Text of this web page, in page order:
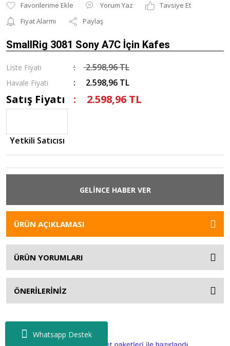
Whatsapp Destek
Yorum Yaz
Tavsiye Et
Fiyat Alarmı
Paylaş
SmallRig 3081 Sony A7C İçin Kafes
Liste Fiyatı 2.598,96 TL
Havale Fiyatı 2.598,96 TL
Satış Fiyatı 2.598,96 TL
Yetkili Satıcısı
GELİNCE HABER VER
ÜRÜN AÇIKLAMASI
ÜRÜN YORUMLARI
ÖNERİLERİNİZ